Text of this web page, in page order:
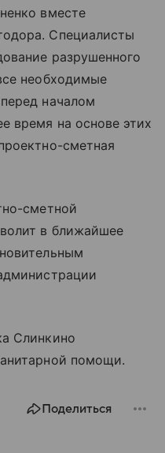
вместе
Специалисты
разрушенного
необходимые
началом
время на основе этих
сметная
сметной
в ближайшее
Слинкино
помощи.
Поделиться